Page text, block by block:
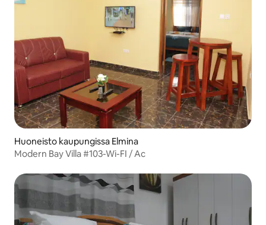
Huoneisto kaupungissa Elmina
Modern Bay Villa #103-Wi-FI / Ac